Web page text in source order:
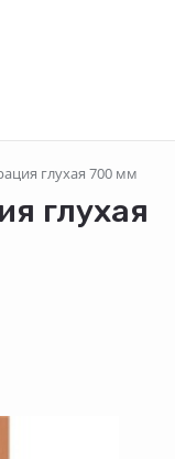
глухая 700 мм
глухая